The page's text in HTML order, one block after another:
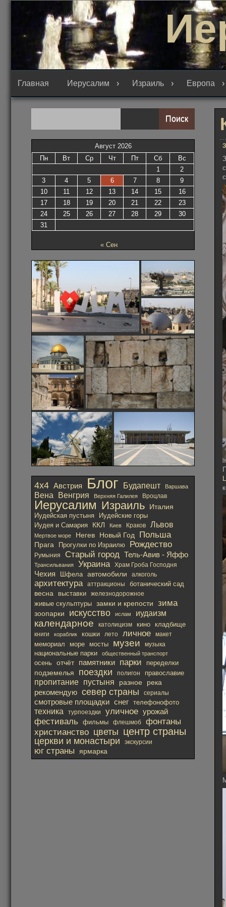
содержимому
Главная Иерусалим Израиль Европа
Поиск
Август 2026
Пн
Вт Ср Чт Пт Сб
Вс
1
2
3
4 5 6 7 8
9
10
11 12 13 14 15
16
17
18 19 20 21 22
23
24
25 26 27 28 29
30
31
« Сен
4х4 Австрия Блог Будапешт Варшава
Вена Венгрия Верхняя Галилея Вроцлав
Иерусалим Израиль Италия
Иудейская пустыня
Иудейские горы
Иудея и Самария
ККЛ Киев Краков Львов
Мертвое море Негев Новый Год Польша
Прага Прогулки по Израилю Рождество
Румыния Старый город Тель-Авив - Яффо
Трансильвания Украина Храм Гроба Господня
Чехия Шфела автомобили алкоголь
архитектура аттракционы ботанический сад
весна выставки
железнодорожное
живые скульптуры
замки и крепости зима
зоопарки искусство ислам иудаизм
календарное католицизм кино кладбище
книги кораблик кошки лето личное макет
мемориал море мосты музеи музыка
национальные парки общественный транспорт
осень отчёт памятники парки переделки
подземелья поездки полигон православие
пропитание пустыня разное река
рекомендую север страны сериалы
смотровые площадки снег телефонофото
техника турпоездки уличное урожай
фестиваль фильмы флешмоб фонтаны
христианство цветы центр страны
церкви и монастыри экскурсии
юг страны ярмарка